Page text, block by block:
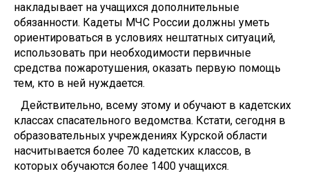
накладывает на учащихся дополнительные
обязанности. Кадеты МЧС России должны уметь
ориентироваться в условиях нештатных ситуаций,
использовать при необходимости первичные
средства пожаротушения, оказать первую помощь
тем, кто в ней нуждается.
Действительно, всему этому и обучают в кадетских
классах спасательного ведомства. Кстати, сегодня в
образовательных учреждениях Курской области
насчитывается более 70 кадетских классов, в
которых обучаются более 1400 учащихся.